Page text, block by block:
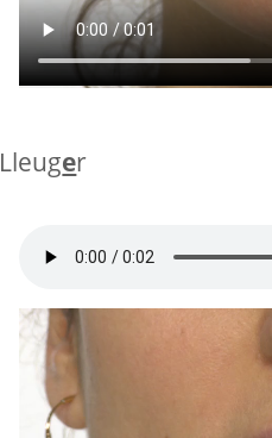
Lleuger